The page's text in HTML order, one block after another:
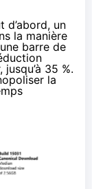
d’abord, un
la manière
barre de
35 %.
la